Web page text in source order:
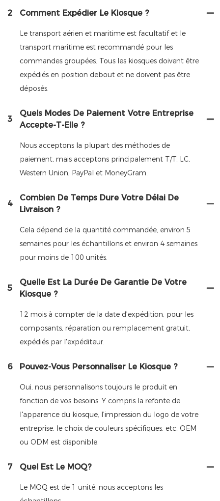
2 Comment Expédier Le Kiosque ?
Le transport aérien et maritime est facultatif et le
transport maritime est recommandé pour les
commandes groupées. Tous les kiosques doivent être
expédiés en position debout et ne doivent pas être
déposés.
3
Quels Modes De Paiement Votre Entreprise
Accepte-T-Elle ?
Nous acceptons la plupart des méthodes de
paiement, mais acceptons principalement T/T. LC,
Western Union, PayPal et MoneyGram.
4
Combien De Temps Dure Votre Délai De
Livraison ?
Cela dépend de la quantité commandée, environ 5
semaines pour les échantillons et environ 4 semaines
pour moins de 100 unités.
5
Quelle Est La Durée De Garantie De Votre
Kiosque ?
12 mois à compter de la date d'expédition, pour les
composants, réparation ou remplacement gratuit,
expédiés par l'expéditeur.
6 Pouvez-Vous Personnaliser Le Kiosque ?
Oui, nous personnalisons toujours le produit en
fonction de vos besoins. Y compris la refonte de
l'apparence du kiosque, l'impression du logo de votre
entreprise, le choix de couleurs spécifiques, etc. OEM
ou ODM est disponible.
7 Quel Est Le MOQ?
Le MOQ est de 1 unité, nous acceptons les